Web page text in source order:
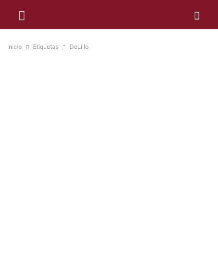
Inicio Etiquetas DeLillo